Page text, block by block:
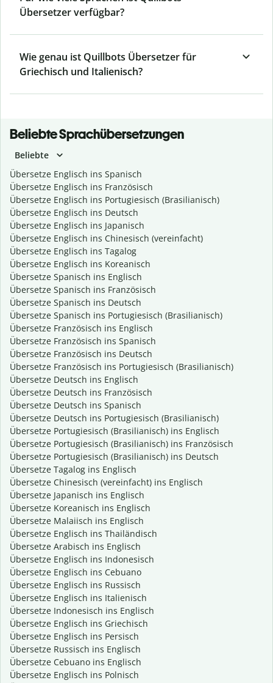
Übersetzer verfügbar?
Wie genau ist Quillbots Übersetzer für
Griechisch und Italienisch?
Beliebte Sprachübersetzungen
Beliebte
Übersetze Englisch ins Spanisch
Übersetze Englisch ins Französisch
Übersetze Englisch ins Portugiesisch (Brasilianisch)
Übersetze Englisch ins Deutsch
Übersetze Englisch ins Japanisch
Übersetze Englisch ins Chinesisch (vereinfacht)
Übersetze Englisch ins Tagalog
Übersetze Englisch ins Koreanisch
Übersetze Spanisch ins Englisch
Übersetze Spanisch ins Französisch
Übersetze Spanisch ins Deutsch
Übersetze Spanisch ins Portugiesisch (Brasilianisch)
Übersetze Französisch ins Englisch
Übersetze Französisch ins Spanisch
Übersetze Französisch ins Deutsch
Übersetze Französisch ins Portugiesisch (Brasilianisch)
Übersetze Deutsch ins Englisch
Übersetze Deutsch ins Französisch
Übersetze Deutsch ins Spanisch
Übersetze Deutsch ins Portugiesisch (Brasilianisch)
Übersetze Portugiesisch (Brasilianisch) ins Englisch
Übersetze Portugiesisch (Brasilianisch) ins Französisch
Übersetze Portugiesisch (Brasilianisch) ins Deutsch
Übersetze Tagalog ins Englisch
Übersetze Chinesisch (vereinfacht) ins Englisch
Übersetze Japanisch ins Englisch
Übersetze Koreanisch ins Englisch
Übersetze Malaiisch ins Englisch
Übersetze Englisch ins Thailändisch
Übersetze Arabisch ins Englisch
Übersetze Englisch ins Indonesisch
Übersetze Englisch ins Cebuano
Übersetze Englisch ins Russisch
Übersetze Englisch ins Italienisch
Übersetze Indonesisch ins Englisch
Übersetze Englisch ins Griechisch
Übersetze Englisch ins Persisch
Übersetze Russisch ins Englisch
Übersetze Cebuano ins Englisch
Übersetze Englisch ins Polnisch